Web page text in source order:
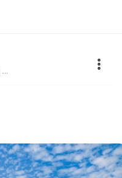
...